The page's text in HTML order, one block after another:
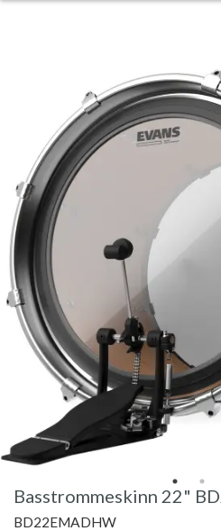
Basstrommeskinn 22"
BD22EMADHW